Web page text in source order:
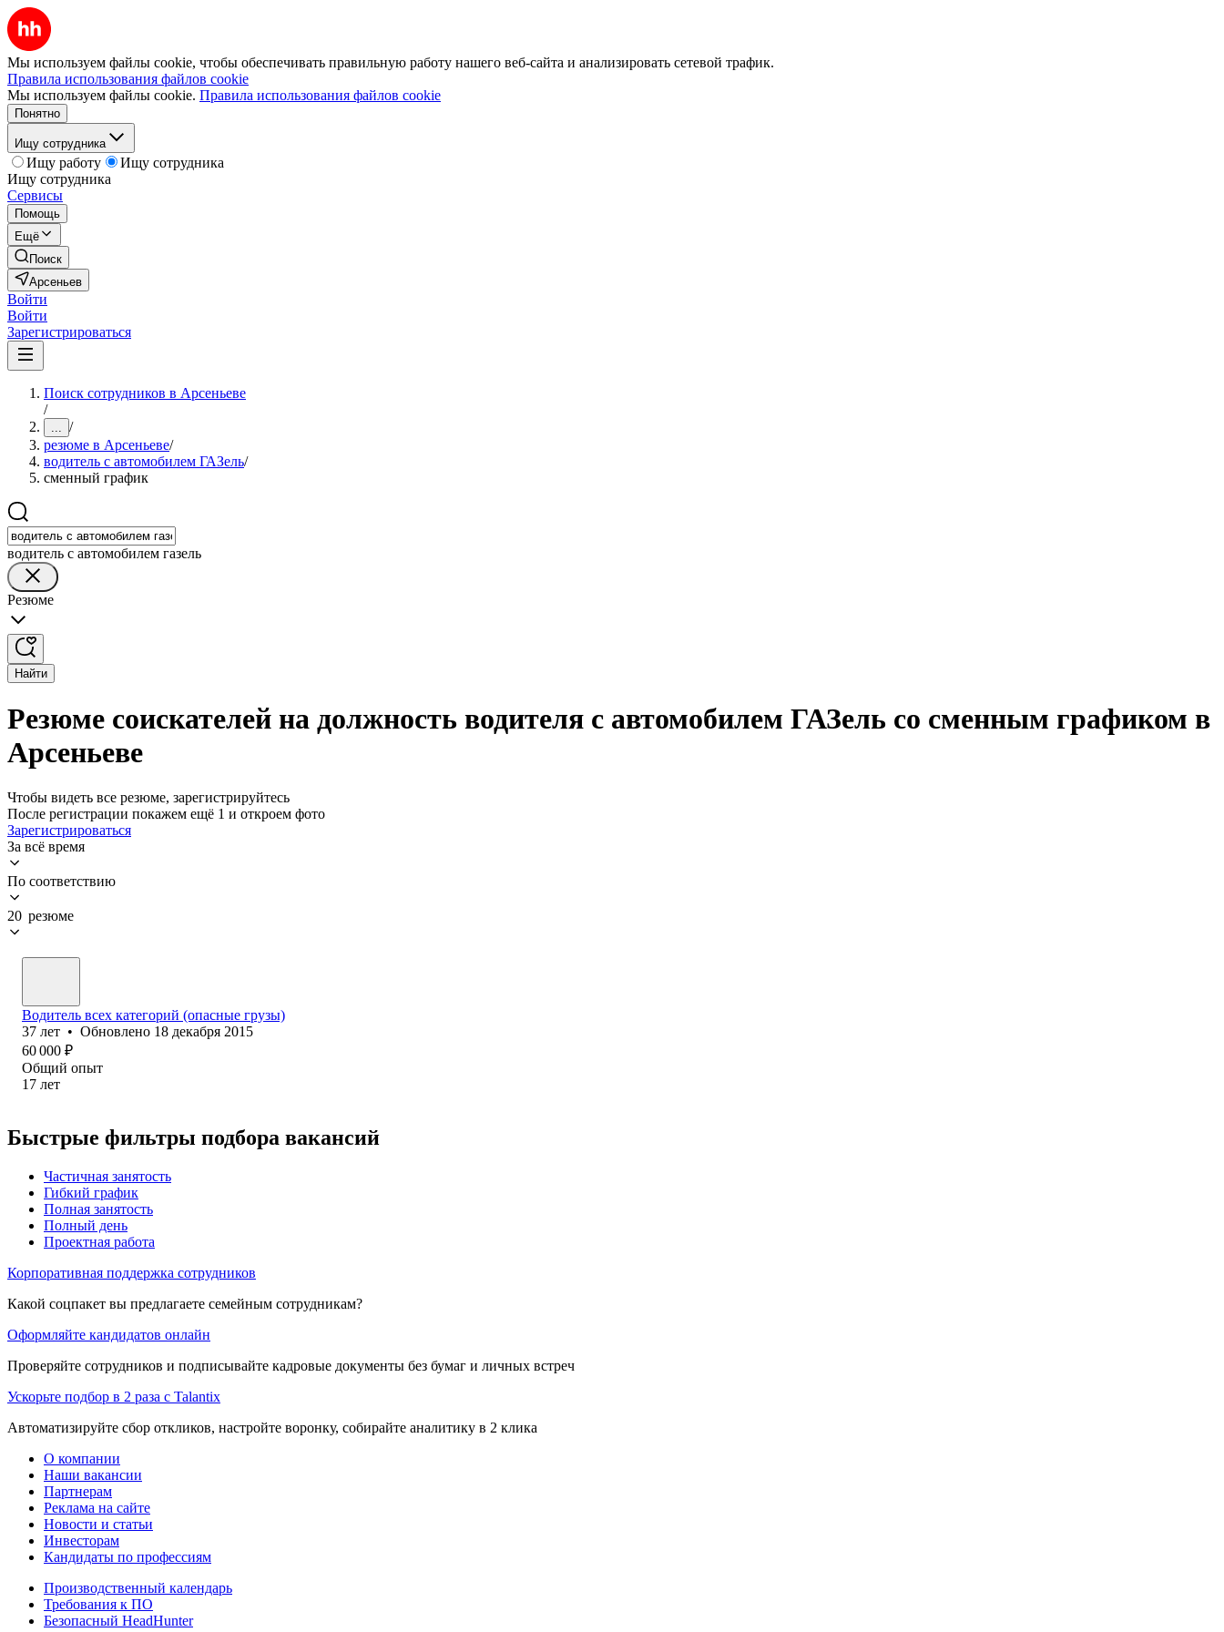
Мы используем файлы cookie, чтобы обеспечивать правильную работу нашего веб-сайта и анализировать сетевой трафик.
Правила использования файлов cookie
Мы используем файлы cookie. Правила использования файлов cookie
Понятно
Ищу сотрудника
Ищу работу
Ищу сотрудника
Ищу сотрудника
Сервисы
Помощь
Ещё
Поиск
Арсеньев
Войти
Войти
Зарегистрироваться
Поиск сотрудников в Арсеньеве
/
... /
резюме в Арсеньеве/
водитель с автомобилем ГАЗель/
сменный график
водитель с автомобилем газель
Резюме
Найти
Резюме соискателей на должность водителя с автомобилем ГАЗель со сменным графиком в
Арсеньеве
Чтобы видеть все резюме, зарегистрируйтесь
После регистрации покажем ещё 1 и откроем фото
Зарегистрироваться
За всё время
По соответствию
20 резюме
Водитель всех категорий (опасные грузы)
37 лет • Обновлено 18 декабря 2015
60 000 ₽
Общий опыт
17 лет
Быстрые фильтры подбора вакансий
Частичная занятость
Гибкий график
Полная занятость
Полный день
Проектная работа
Корпоративная поддержка сотрудников
Какой соцпакет вы предлагаете семейным сотрудникам?
Оформляйте кандидатов онлайн
Проверяйте сотрудников и подписывайте кадровые документы без бумаг и личных встреч
Ускорьте подбор в 2 раза с Talantix
Автоматизируйте сбор откликов, настройте воронку, собирайте аналитику в 2 клика
О компании
Наши вакансии
Партнерам
Реклама на сайте
Новости и статьи
Инвесторам
Кандидаты по профессиям
Производственный календарь
Требования к ПО
Безопасный HeadHunter